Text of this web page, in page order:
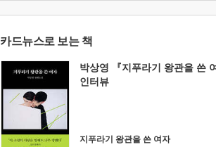
카드뉴스로 보는 책
박상영 『지푸라기 왕관을 쓴
인터뷰
지푸라기 왕관을 쓴 여자